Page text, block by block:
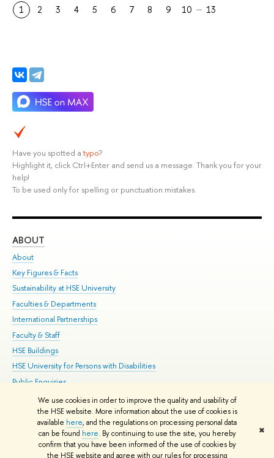
We use cookies in order to improve the quality and usability of
the HSE website. More information about the use of cookies is
available here, and the regulations on processing personal data
can be found here. By continuing to use the site, you hereby
confirm that you have been informed of the use of cookies by
the HSE website and agree with our rules for processing
✖
1 2 3 4 5 6 7 8 9 10 … 13
Have you spotted a typo?
Highlight it, click Ctrl+Enter and send us a message. Thank you for your
help!
To be used only for spelling or punctuation mistakes.
ABOUT
About
Key Figures & Facts
Sustainability at HSE University
Faculties & Departments
International Partnerships
Faculty & Staff
HSE Buildings
HSE University for Persons with Disabilities
Public Enquiries
© HSE University 1993–2026 Contacts Copyright Privacy Policy
HSE Sans and HSE Slab fonts developed by the HSE Art and Design